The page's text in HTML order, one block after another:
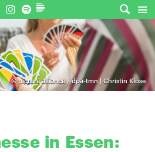
©picture alliance / dpa-tmn | Christin Klose
in Essen: